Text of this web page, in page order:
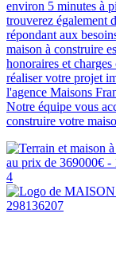
environ 5 minutes à
trouverez également
répondant aux
maison à construire
honoraires et
réaliser votre projet
l'agence Maisons
Notre équipe vous
construire votre
4